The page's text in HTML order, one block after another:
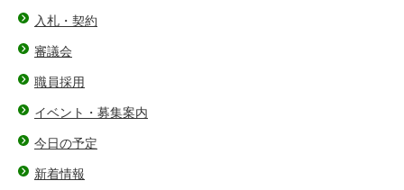
入札・契約
審議会
職員採用
イベント・募集案内
今日の予定
新着情報